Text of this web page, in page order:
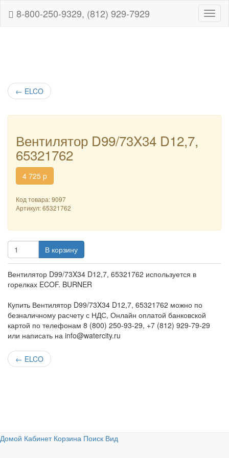
8-800-250-9329, (812) 929-7929
← ELCO
Вентилятор D99/73X34 D12,7,
65321762
4 725 p
Код товара: 9097
Артикул:65321762
В корзину
Вентилятор D99/73X34 D12,7, 65321762 используется в
горелках ECOF. BURNER
Купить Вентилятор D99/73X34 D12,7, 65321762 можно по
безналичному расчету с НДС, Онлайн оплатой банковской
картой по телефонам 8 (800) 250-93-29, +7 (812) 929-79-29
или написать на info@watercity.ru
← ELCO
Домой Кабинет Корзина Поиск Вид